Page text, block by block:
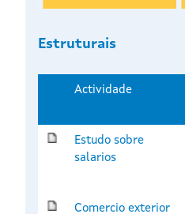
Estruturais
Actividade
Estudo sobre
salarios
Comercio exterior